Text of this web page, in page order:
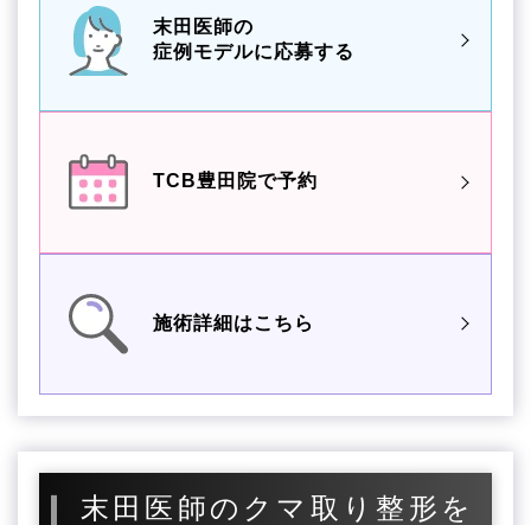
末田医師の
症例モデルに応募する
TCB豊田院で予約
施術詳細はこちら
末田医師のクマ取り整形を